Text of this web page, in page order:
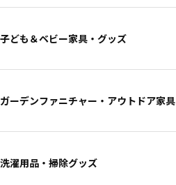
子ども＆ベビー家具・グッズ
ガーデンファニチャー・アウトドア家具
洗濯用品・掃除グッズ